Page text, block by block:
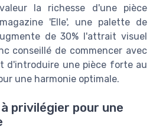
la richesse d'une pièce
'Elle', une palette de
de 30% l'attrait visuel
conseillé de commencer avec
d'introduire une pièce forte au
une harmonie optimale.
privilégier pour une